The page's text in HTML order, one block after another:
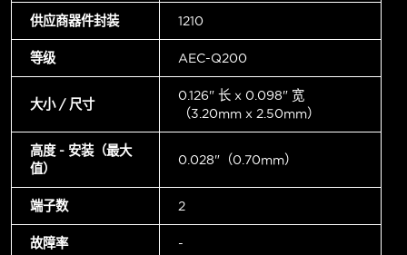
供应商器件封装 1210
等级 AEC-Q200
大小 / 尺寸
0.126" 长 x 0.098" 宽
（3.20mm x 2.50mm）
高度 - 安装（最大
值）
0.028"（0.70mm）
端子数 2
故障率 -